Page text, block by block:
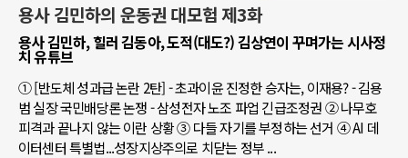
용사 김민하의 운동권 대모험 제3화
용사 김민하, 힐러 김동아, 도적(대도?) 김상연이 꾸며가는 시사정
치 유튜브
① [반도체 성과급 논란 2탄] - 초과이윤 진정한 승자는, 이재용? - 김용
범 실장 국민배당론 논쟁 - 삼성전자 노조 파업 긴급조정권 ② 나무호
피격과 끝나지 않는 이란 상황 ③ 다들 자기를 부정하는 선거 ④ AI 데
이터센터 특별법...성장지상주의로 치닫는 정부 ...